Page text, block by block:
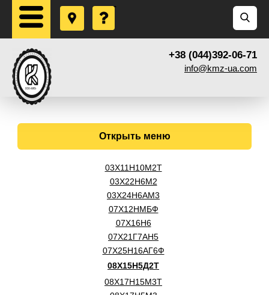
+38 (044)392-06-71
info@kmz-ua.com
Открыть меню
03Х11Н10М2Т
03Х22Н6М2
03Х24Н6АМ3
07Х12НМБФ
07Х16Н6
07Х21Г7АН5
07Х25Н16АГ6Ф
08Х15Н5Д2Т
08Х17Н15М3Т